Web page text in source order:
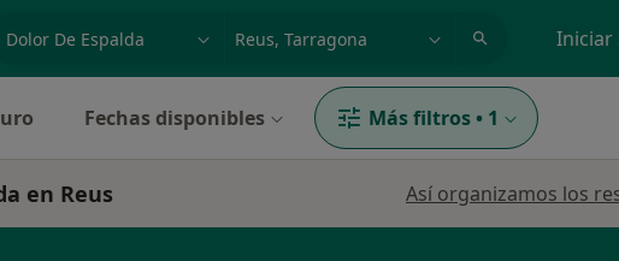
Iniciar
Fechas disponibles Más filtros • 1
en Reus Así organizamos los